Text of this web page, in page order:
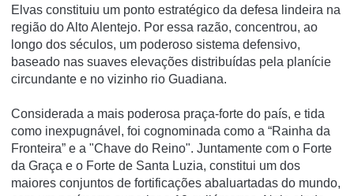
Elvas constituiu um ponto estratégico da defesa lindeira na
região do Alto Alentejo. Por essa razão, concentrou, ao
longo dos séculos, um poderoso sistema defensivo,
baseado nas suaves elevações distribuídas pela planície
circundante e no vizinho rio Guadiana.
Considerada a mais poderosa praça-forte do país, e tida
como inexpugnável, foi cognominada como a “Rainha da
Fronteira” e a "Chave do Reino". Juntamente com o Forte
da Graça e o Forte de Santa Luzia, constitui um dos
maiores conjuntos de fortificações abaluartadas do mundo,